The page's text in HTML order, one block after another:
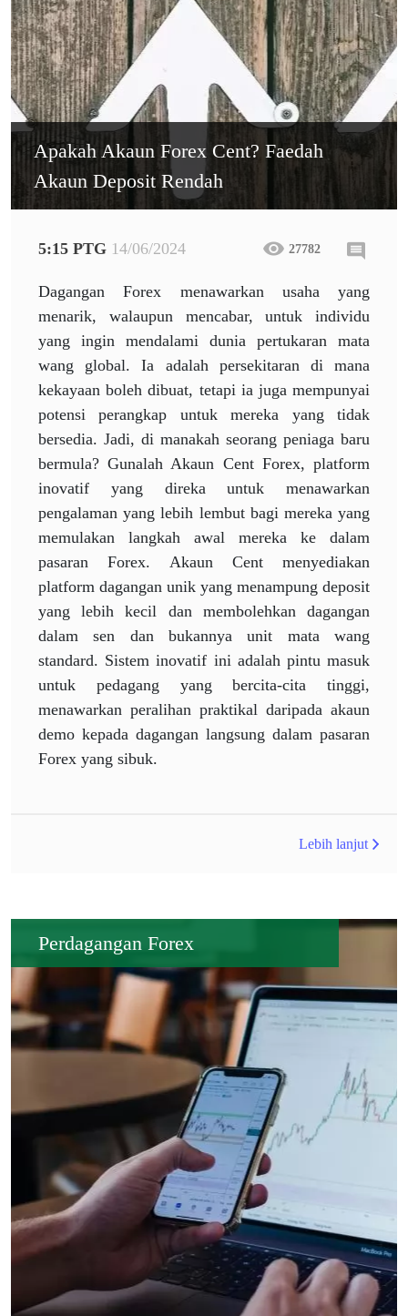
Apakah Akaun Forex Cent? Faedah
Akaun Deposit Rendah
5:15 PTG 14/06/2024 27782
Dagangan Forex menawarkan usaha yang
menarik, walaupun mencabar, untuk individu
yang ingin mendalami dunia pertukaran mata
wang global. Ia adalah persekitaran di mana
kekayaan boleh dibuat, tetapi ia juga mempunyai
potensi perangkap untuk mereka yang tidak
bersedia. Jadi, di manakah seorang peniaga baru
bermula? Gunalah Akaun Cent Forex, platform
inovatif yang direka untuk menawarkan
pengalaman yang lebih lembut bagi mereka yang
memulakan langkah awal mereka ke dalam
pasaran Forex. Akaun Cent menyediakan
platform dagangan unik yang menampung deposit
yang lebih kecil dan membolehkan dagangan
dalam sen dan bukannya unit mata wang
standard. Sistem inovatif ini adalah pintu masuk
untuk pedagang yang bercita-cita tinggi,
menawarkan peralihan praktikal daripada akaun
demo kepada dagangan langsung dalam pasaran
Forex yang sibuk.
Lebih lanjut
Perdagangan Forex